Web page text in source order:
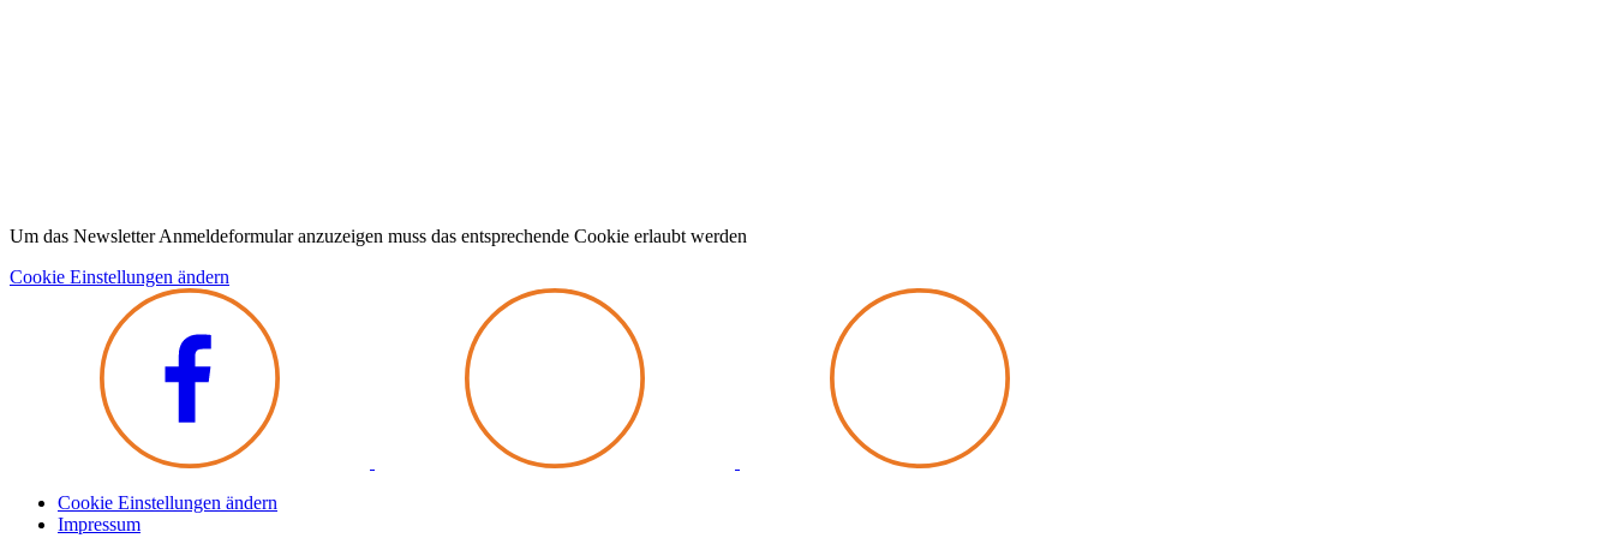
Um das Newsletter Anmeldeformular anzuzeigen muss das entsprechende Cookie erlaubt werden
Cookie Einstellungen ändern
Cookie Einstellungen ändern
Impressum